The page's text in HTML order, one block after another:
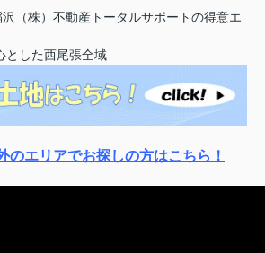
沢（株）不動産トータルサポートの得意エ
とした西尾張全域
のエリアでお探しの方はこちら！